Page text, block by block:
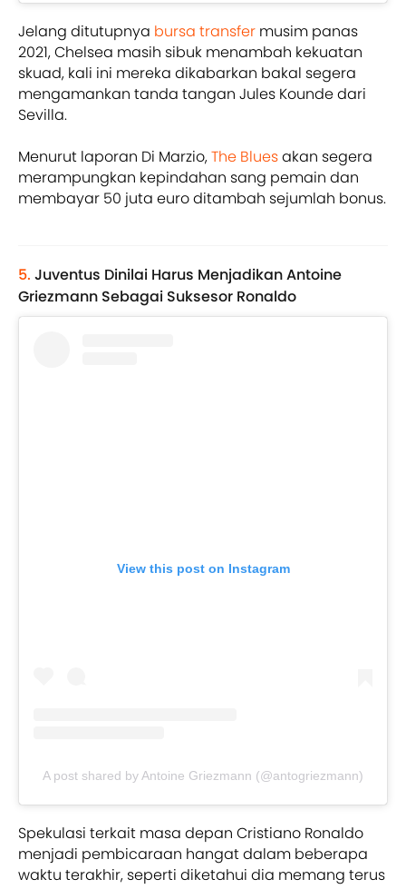
Jelang ditutupnya bursa transfer musim panas
2021, Chelsea masih sibuk menambah kekuatan
skuad, kali ini mereka dikabarkan bakal segera
mengamankan tanda tangan Jules Kounde dari
Sevilla.
Menurut laporan Di Marzio,The Bluesakan segera
merampungkan kepindahan sang pemain dan
membayar 50 juta euro ditambah sejumlah bonus.
5. Juventus Dinilai Harus Menjadikan Antoine
Griezmann Sebagai Suksesor Ronaldo
View this post on Instagram
A post shared by Antoine Griezmann (@antogriezmann)
Spekulasi terkait masa depan Cristiano Ronaldo
menjadi pembicaraan hangat dalam beberapa
waktu terakhir, seperti diketahui dia memang terus